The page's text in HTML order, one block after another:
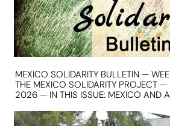
MEXICO SOLIDARITY BULLETIN —
THE MEXICO SOLIDARITY PROJECT
2026 — IN THIS ISSUE: MEXICO AND